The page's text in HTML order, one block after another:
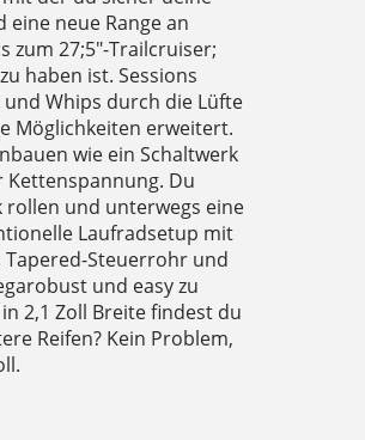
neue Range an
zum 27;5″-Trailcruiser;
haben ist. Sessions
und Whips durch die Lüfte
Möglichkeiten erweitert.
wie ein Schaltwerk
Du
und unterwegs eine
Laufradsetup mit
Steuerrohr und
und easy zu
2,1 Zoll Breite findest du
Reifen? Kein Problem,